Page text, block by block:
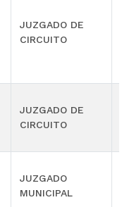
JUZGADO DE
CIRCUITO
JUZGADO DE
CIRCUITO
JUZGADO
MUNICIPAL